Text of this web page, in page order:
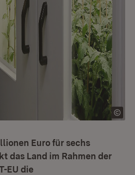
Euro für sechs
das Land im Rahmen der
EU die